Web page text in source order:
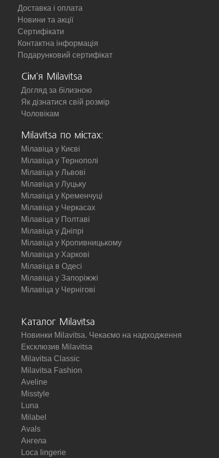
Доставка і оплата
Новини та акції
Сертифікати
Контактна інформація
Подарунковий сертифікат
Сім'я Milavitsa
Догляд за білизною
Як дізнатися свій розмір
Чоловікам
Milavitsa по містах:
Мілавіца у Києві
Мілавіца у Тернополі
Мілавіца у Львові
Мілавіца у Луцьку
Мілавіца у Кременчуці
Мілавіца у Черкасах
Мілавіца у Полтаві
Мілавіца у Дніпрі
Мілавіца у Кропивницькому
Мілавіца у Харкові
Мілавіца в Одесі
Мілавіца у Запоріжжі
Мілавіца у Чернігові
Каталог Milavitsa
Новинки Milavitsa. Чекаємо на надходження
Ексклюзив Milavitsa
Milavitsa Classic
Milavitsa Fashion
Aveline
Misstyle
Luna
Milabel
Avals
Ангела
Loca lingerie